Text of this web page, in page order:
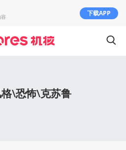
\恐怖\克苏鲁
下载APP